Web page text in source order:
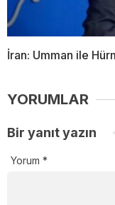
İran: Umman ile
YORUMLAR
Bir yanıt yazın
Yorum *